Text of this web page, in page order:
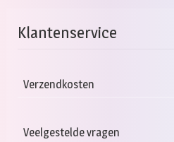
Klantenservice
Verzendkosten
Veelgestelde vragen